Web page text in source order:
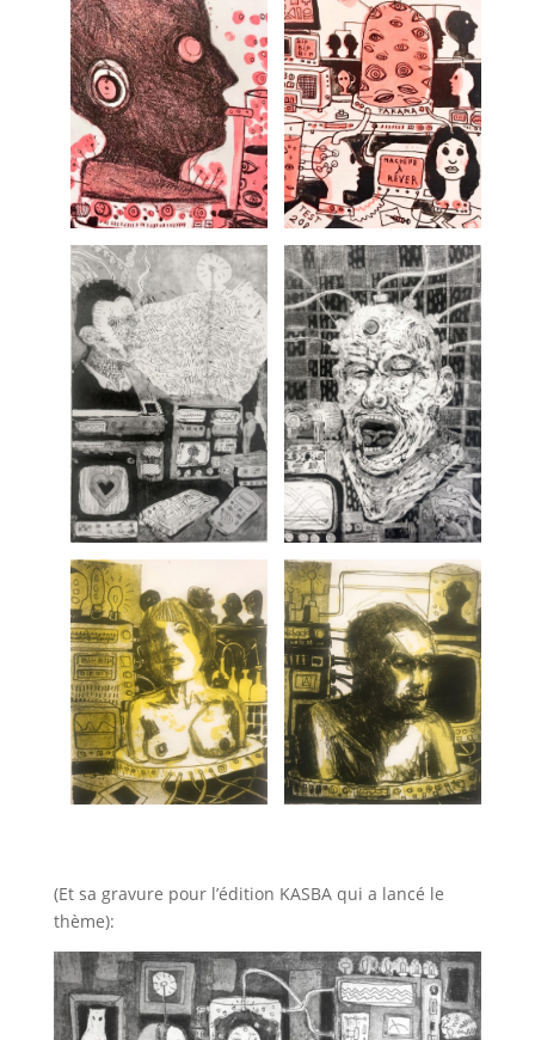
(Et sa gravure pour l’édition KASBA qui a lancé le
thème):